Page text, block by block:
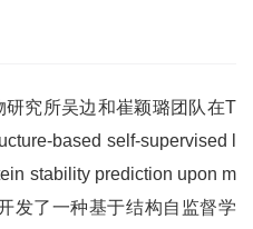
究所吴边和崔颖璐团队在T
based self-supervised l
stability prediction upon m
发了一种基于结构自监督学